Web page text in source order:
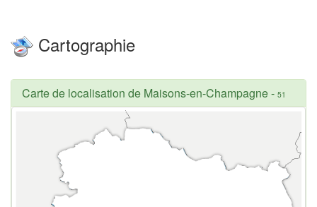
Cartographie
Carte de localisation de Maisons-en-Champagne- 51